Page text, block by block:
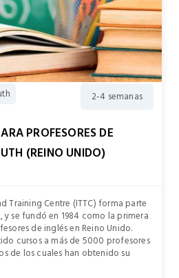
2-4 semanas
PROFESORES DE
(REINO UNIDO)
Training Centre (ITTC) forma parte
y se fundó en 1984 como la primera
de inglés en Reino Unido.
cursos a más de 5000 profesores
de los cuales han obtenido su